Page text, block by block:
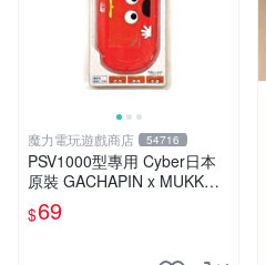
魔力電玩遊戲商店 54716
PSV1000型專用 Cyber日本
原裝 GACHAPIN x MUKKU P
C保護殼 紅色款【板橋魔力】
$69